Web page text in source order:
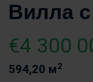
Вилла
€4 300
594,20 м2